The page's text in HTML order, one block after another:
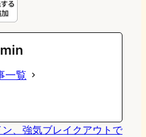
u
e
s
k
e
k
e
一覧
ン、強気ブレイクアウトで